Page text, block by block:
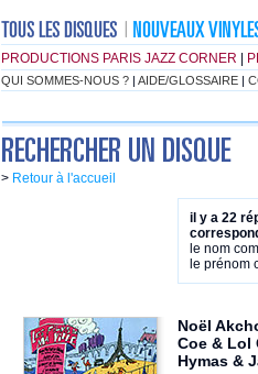
PRODUCTIONS PARIS JAZZ CORNER
QUI SOMMES-NOUS ? | AIDE/GLOSSAIRE |
> Retour à l'accueil
il y a 22
le nom
le prénom
Noël
Coe & Lol
Hymas &